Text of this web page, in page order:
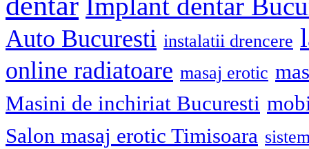
Implant dentar
Auto Bucuresti instalatii drencere
online radiatoare masaj erotic
Masini de inchiriat Bucuresti
Salon masaj erotic Timisoara